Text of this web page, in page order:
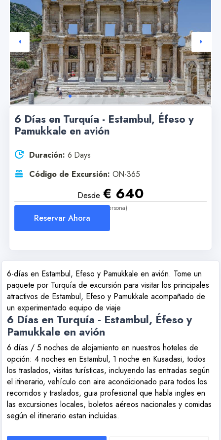
6 Días en Turquía - Estambul, Éfeso y
Pamukkale en avión
Duración: 6 Days
Código de Excursión: ON-365
Desde € 640
(Por Persona)
Reservar Ahora
6-días en Estambul, Efeso y Pamukkale en avión. Tome un
paquete por Turquía de excursión para visitar los principales
atractivos de Estambul, Efeso y Pamukkale acompañado de
un experimentado equipo de viaje
6 Días en Turquía - Estambul, Éfeso y
Pamukkale en avión
6 días / 5 noches de alojamiento en nuestros hoteles de
opción: 4 noches en Estambul, 1 noche en Kusadasi, todos
los traslados, visitas turísticas, incluyendo las entradas según
el itinerario, vehículo con aire acondicionado para todos los
recorridos y traslados, guia profesional que habla ingles en
las excursiones locales, boletos aéreos nacionales y comidas
según el itinerario estan incluidas.